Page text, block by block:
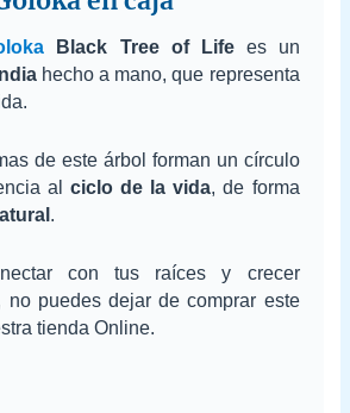
Black Tree of Lifees un
Indiahecho a mano, que representa
de este árbol forman un círculo
al ciclo de la vida, de forma
.
con tus raíces y crecer
no puedes dejar de comprar este
tienda Online.